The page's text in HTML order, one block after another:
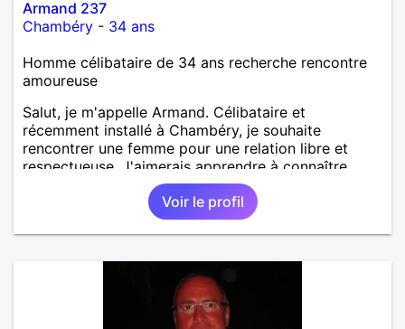
Armand 237
Chambéry - 34 ans
Homme célibataire de 34 ans recherche rencontre
amoureuse
Salut, je m'appelle Armand. Célibataire et
récemment installé à Chambéry, je souhaite
rencontrer une femme pour une relation libre et
respectueuse. J'aimerais apprendre à connaître
quelqu'un avec qui partager de bons moments dans
un esprit d'ouverture et de sérénité.
Voir le profil